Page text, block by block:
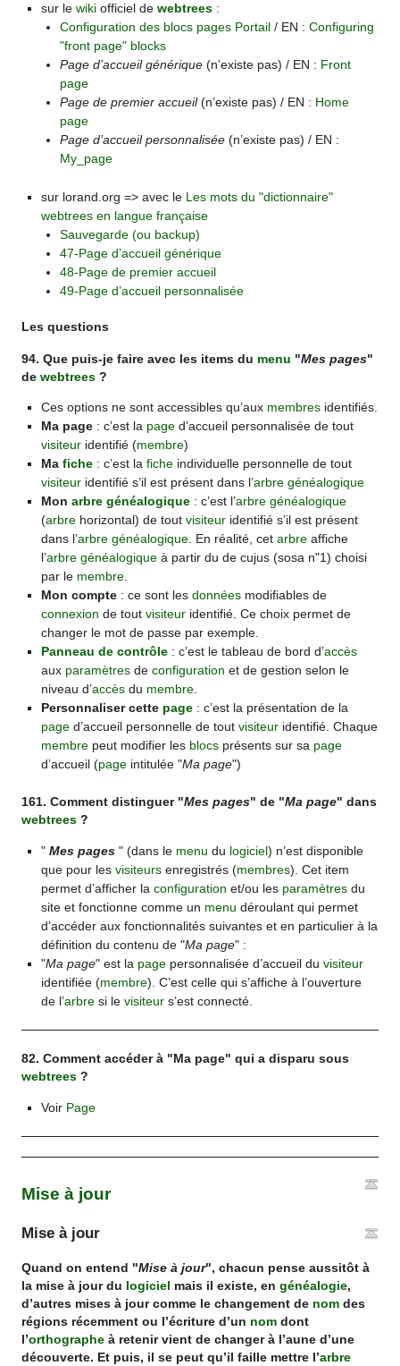
sur le wikiofficiel de webtrees:
Configuration des blocs pages Portail / EN :Configuring
"front page" blocks
Page d’accueil générique (n’existe pas) / EN : Front
page
Page de premier accueil(n’existe pas) / EN : Home
page
Page d’accueil personnalisée (n’existe pas) / EN :
My_page
sur lorand.org => avec le Les mots du "dictionnaire"
webtrees en langue française
Sauvegarde (ou backup)
47-Page d’accueil générique
48-Page de premier accueil
49-Page d’accueil personnalisée
Les questions
94. Que puis-je faire avec les items du menu "Mes pages"
dewebtrees ?
Ces options ne sont accessibles qu’aux membresidentifiés.
Ma page: c’est la paged’accueil personnalisée de tout
visiteuridentifié (membre)
Ma fiche: c’est la ficheindividuelle personnelle de tout
visiteuridentifié s’il est présent dans l’arbre généalogique
Mon arbre généalogique: c’est l’arbre généalogique
(arbrehorizontal) de tout visiteuridentifié s’il est présent
dans l’arbre généalogique. En réalité, cet arbreaffiche
l’arbre généalogiqueà partir du de cujus (sosa n"1) choisi
par le membre.
Mon compte: ce sont les donnéesmodifiables de
connexion de tout visiteuridentifié. Ce choix permet de
changer le mot de passe par exemple.
Panneau de contrôle: c’est le tableau de bord d’accès
aux paramètresde configuration et de gestion selon le
niveau d’accèsdu membre.
Personnaliser cette page: c’est la présentation de la
paged’accueil personnelle de tout visiteuridentifié. Chaque
membrepeut modifier les blocsprésents sur sa page
d’accueil (pageintitulée "Ma page")
161. Comment distinguer "Mes pages" de "Ma page" dans
webtrees ?
" Mes pages " (dans le menu du logiciel) n’est disponible
que pour les visiteursenregistrés (membres). Cet item
permet d’afficher la configuration et/ou les paramètresdu
site et fonctionne comme un menu déroulant qui permet
d’accéder aux fonctionnalités suivantes et en particulier à la
définition du contenu de "Ma page" :
"Ma page" est la pagepersonnalisée d’accueil du visiteur
identifiée (membre). C’est celle qui s’affiche à l’ouverture
de l’arbresi le visiteurs’est connecté.
82. Comment accéder à "Ma page" qui a disparu sous
webtrees ?
Voir Page
Mise à jour
Mise à jour
Quand on entend "Mise à jour", chacun pense aussitôt à
la mise à jour du logiciel mais il existe, engénéalogie,
d’autres mises à jour comme le changement de nom des
régions récemment ou l’écriture d’un nom dont
l’orthographe à retenir vient de changer à l’aune d’une
découverte. Et puis, il se peut qu’il faille mettre l’arbre